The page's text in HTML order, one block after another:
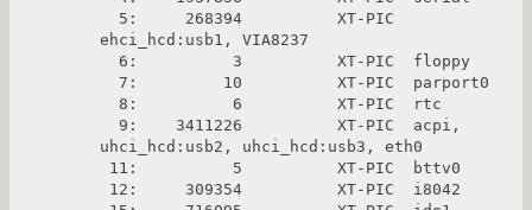
ehci_hcd:usb1, VIA8237
uhci_hcd:usb2, uhci_hcd:usb3, eth0